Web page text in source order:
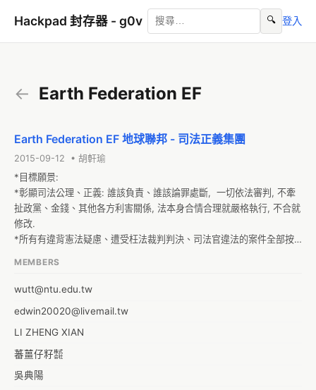
Hackpad 封存器 - g0v 🔍 登入
← Earth Federation EF
Earth Federation EF 地球聯邦 - 司法正義集團
2015-09-12 • 胡軒瑜
*目標願景:
*彰顯司法公理、正義: 誰該負責、誰該論罪處斷,  一切依法審判, 不牽
扯政黨、金錢、其他各方利害關係, 法本身合情合理就嚴格執行, 不合就
修改.
*所有有違背憲法疑慮、遭受枉法裁判判決、司法官違法的案件全部按
法裁判.
還違法、只顧及自身或黨利益的人來決定是否修法與執行, 應讓全民都
MEMBERS
wutt@ntu.edu.tw
edwin20020@livemail.tw
LI ZHENG XIAN
蕃薑仔籽㍿
吳典陽